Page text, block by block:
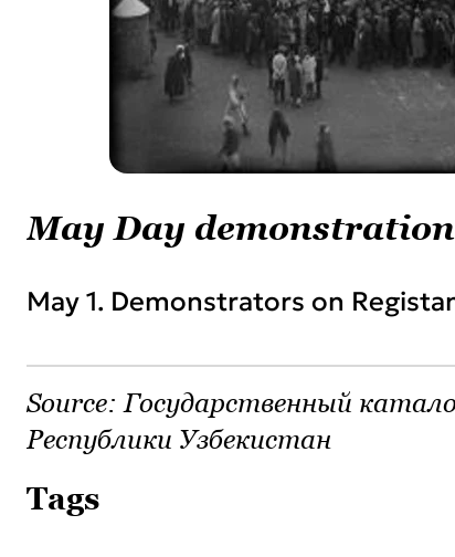
May Day demonstration
May 1. Demonstrators on
Source: Государственный
Республики Узбекистан
Tags